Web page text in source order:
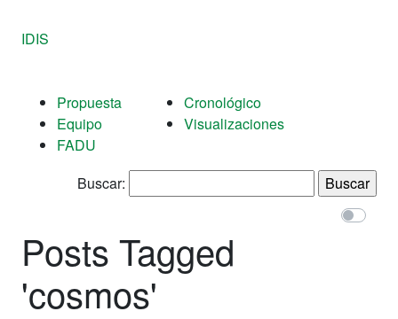
IDIS
Propuesta
Equipo
FADU
Cronológico
Visualizaciones
Buscar:
Posts Tagged
'cosmos'